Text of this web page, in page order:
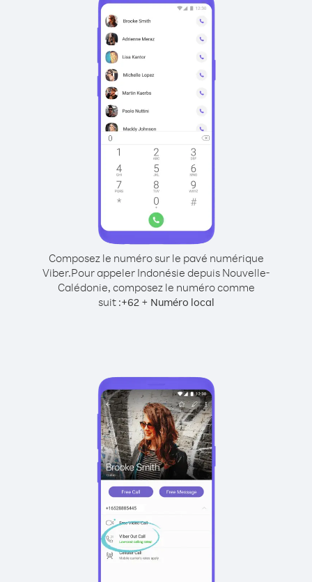
Composez le numéro sur le pavé numérique
Viber.Pour appeler Indonésie depuis Nouvelle-
Calédonie, composez le numéro comme
suit :+62+ Numéro local